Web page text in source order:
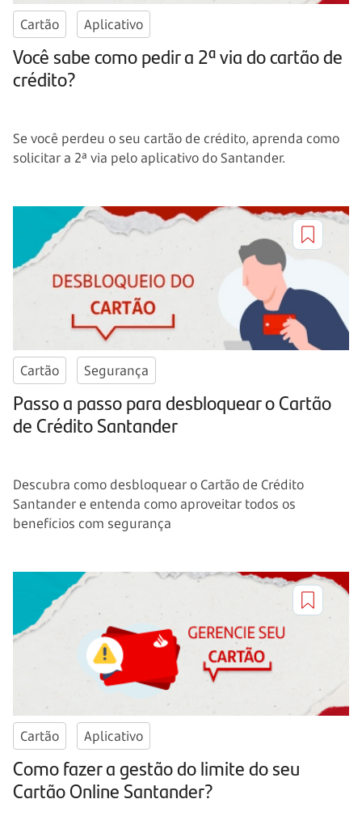
Cartão Aplicativo
Você sabe como pedir a 2ª via do cartão de
crédito?
Se você perdeu o seu cartão de crédito, aprenda como
solicitar a 2ª via pelo aplicativo do Santander.
Cartão Segurança
Passo a passo para desbloquear o Cartão
de Crédito Santander
Descubra como desbloquear o Cartão de Crédito
Santander e entenda como aproveitar todos os
benefícios com segurança
Cartão Aplicativo
Como fazer a gestão do limite do seu
Cartão Online Santander?